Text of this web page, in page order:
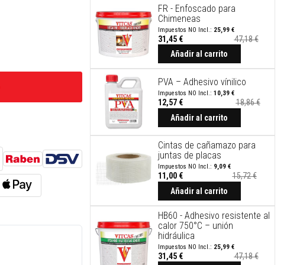
FR - Enfoscado para
Chimeneas
31,45 €
25,99 €
47,18 €
Añadir al carrito
PVA – Adhesivo vínilico
Precio
12,57 €
10,39 €
18,86 €
Añadir al carrito
Cintas de cañamazo para
juntas de placas
Precio
11,00 €
9,09 €
15,72 €
Añadir al carrito
HB60 - Adhesivo resistente al
calor 750°C – unión
hidráulica
31,45 €
25,99 €
47,18 €